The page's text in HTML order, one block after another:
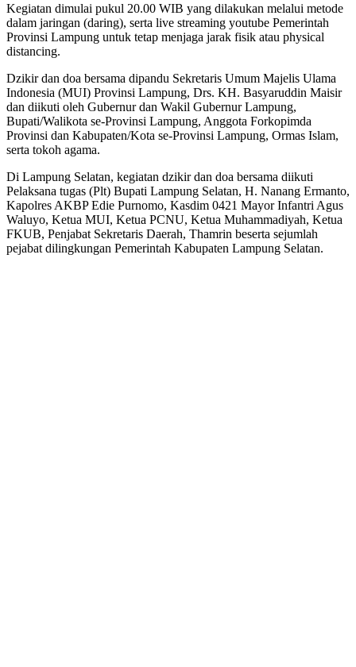
Kegiatan dimulai pukul 20.00 WIB yang dilakukan melalui metode
dalam jaringan (daring), serta live streaming youtube Pemerintah
Provinsi Lampung untuk tetap menjaga jarak fisik atau physical
distancing.
Dzikir dan doa bersama dipandu Sekretaris Umum Majelis Ulama
Indonesia (MUI) Provinsi Lampung, Drs. KH. Basyaruddin Maisir
dan diikuti oleh Gubernur dan Wakil Gubernur Lampung,
Bupati/Walikota se-Provinsi Lampung, Anggota Forkopimda
Provinsi dan Kabupaten/Kota se-Provinsi Lampung, Ormas Islam,
serta tokoh agama.
Di Lampung Selatan, kegiatan dzikir dan doa bersama diikuti
Pelaksana tugas (Plt) Bupati Lampung Selatan, H. Nanang Ermanto,
Kapolres AKBP Edie Purnomo, Kasdim 0421 Mayor Infantri Agus
Waluyo, Ketua MUI, Ketua PCNU, Ketua Muhammadiyah, Ketua
FKUB, Penjabat Sekretaris Daerah, Thamrin beserta sejumlah
pejabat dilingkungan Pemerintah Kabupaten Lampung Selatan.